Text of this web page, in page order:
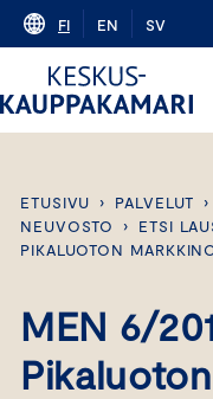
Skip
content
FI EN SV
ETUSIVU › PALVELUT ›
NEUVOSTO
› ETSI
PIKALUOTON
MEN 6/
Pikaluoton